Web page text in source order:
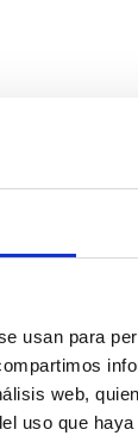
usan para
web,
uso que